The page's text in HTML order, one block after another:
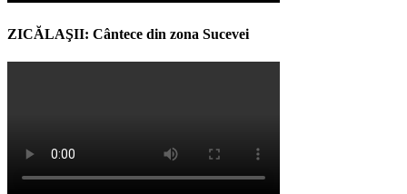
ZICĂLAŞII: Cântece din zona Sucevei